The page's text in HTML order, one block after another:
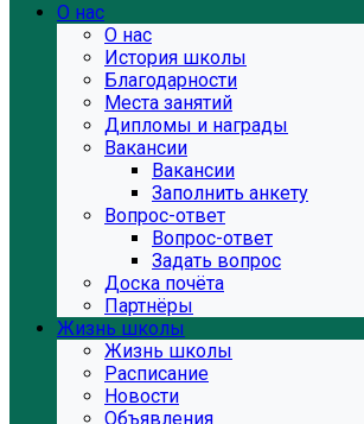
О нас
О нас
История школы
Благодарности
Места занятий
Дипломы и награды
Вакансии
Вакансии
Заполнить анкету
Вопрос-ответ
Вопрос-ответ
Задать вопрос
Доска почёта
Партнёры
Жизнь школы
Жизнь школы
Расписание
Новости
Объявления